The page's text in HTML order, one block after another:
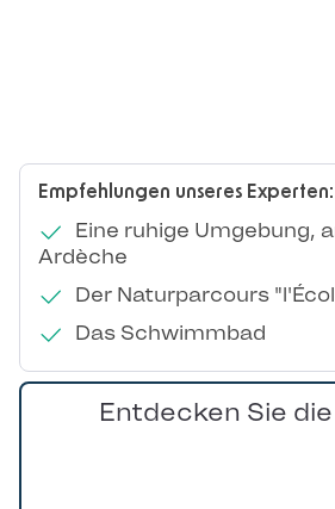
Empfehlungen unseres Experten:
Eine ruhige Umgebung,
Ardèche
Der Naturparcours
Das Schwimmbad
Entdecken Sie